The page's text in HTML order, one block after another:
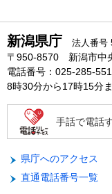
新潟県庁 法人番号
〒950-8570 新潟市中
電話番号：025-285-
8時30分から17時15分
手話で電話
県庁へのアクセス
直通電話番号一覧